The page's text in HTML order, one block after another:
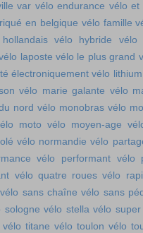
var vélo endurance vélo et
en belgique vélo famille
vélo hybride
vélo
laposte vélo le plus grand
électroniquement vélo lithium
vélo marie galante vélo
nord vélo monobras vélo
moto vélo moyen-age
vélo normandie vélo
vélo performant vélo
vélo quatre roues vélo
vélo sans chaîne vélo sans
sologne vélo stella vélo
vélo titane vélo toulon vélo